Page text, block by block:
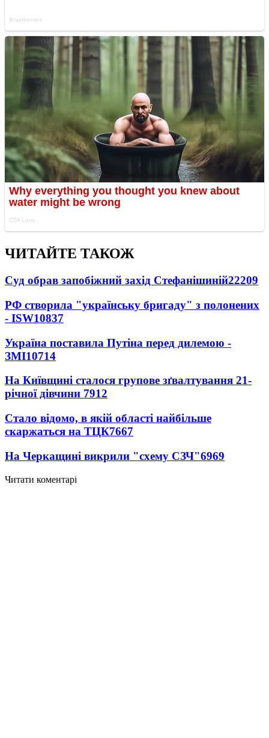
ЧИТАЙТЕ ТАКОЖ
Суд обрав запобіжний захід Стефанішиній22209
РФ створила "українську бригаду" з полонених
- ISW10837
Україна поставила Путіна перед дилемою -
ЗМІ10714
На Київщині сталося групове зґвалтування 21-
річної дівчини 7912
Стало відомо, в якій області найбільше
скаржаться на ТЦК7667
На Черкащині викрили "схему СЗЧ"6969
Читати коментарі